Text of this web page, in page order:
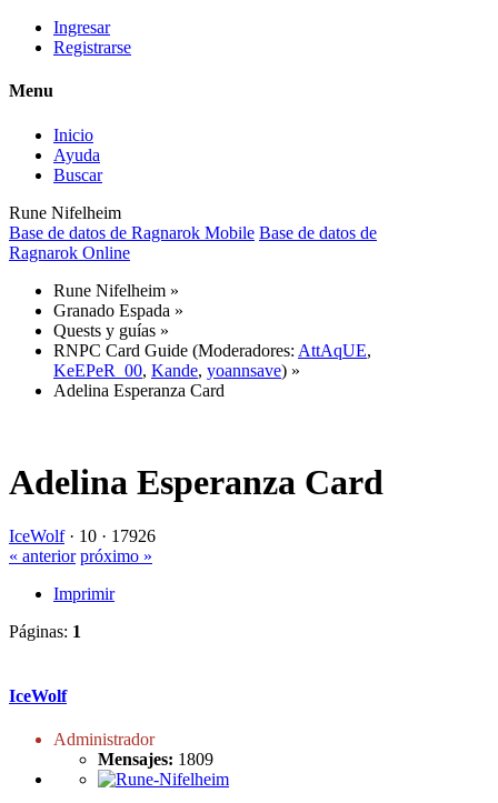
Ingresar
Registrarse
Menu
Inicio
Ayuda
Buscar
Rune Nifelheim
Base de datos de Ragnarok Mobile Base de datos de
Ragnarok Online
Rune Nifelheim »
Granado Espada »
Quests y guías »
RNPC Card Guide (Moderadores: AttAqUE,
KeEPeR_00, Kande, yoannsave) »
Adelina Esperanza Card
Adelina Esperanza Card
IceWolf· 10 · 17926
« anterior próximo »
Imprimir
Páginas: 1
IceWolf
Administrador
Mensajes: 1809